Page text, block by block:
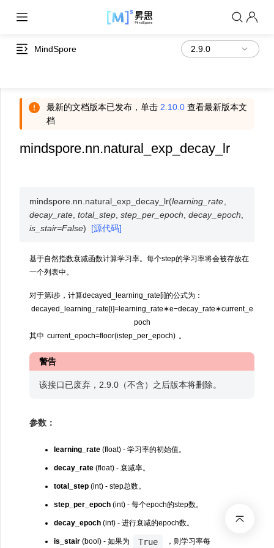
MindSpore
最新的文档版本已发布，单击 2.10.0 查看最新版本文
档
mindspore.nn.natural_exp_decay_lr
mindspore.nn. natural_exp_decay_lr(learning_rate
decay_rate ,total_step ,step_per_epoch ,decay_epoch
is_stair=False) [源代码]
基于自然指数衰减函数计算学习率。每个step的学习率将会被存放在
一个列表中。
对于第i步，计算decayed_learning_rate[i]的公式为：
decayed earning rate[i]=l earning rate∗e−decay_ rate∗current_ e
poch
其中 current_ epoch=floor(istep per epoch) 。
警告
该接口已废弃，2.9.0（不含）之后版本将删除。
参数：
learning_rate (float) - 学习率的初始值。
decay_rate (float) - 衰减率。
total_step (int) - step总数。
step_per_epoch (int) - 每个epoch的step数。
decay_epoch (int) - 进行衰减的epoch数。
is_stair (bool) - 如果为 True ，则学习率每